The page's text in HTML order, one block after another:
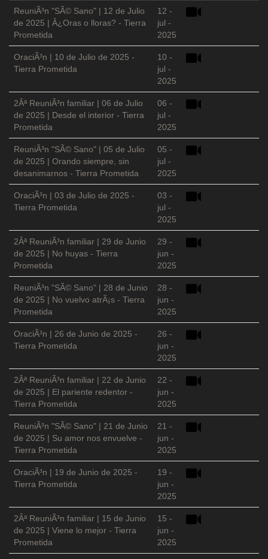
ReuniÃ³n "SÃ© Sano" | 12 de Julio
de 2025 | Â¿Oras o lloras? - Tierra
Prometida
12 -
jul -
2025
OraciÃ³n | 10 de Julio de 2025 -
Tierra Prometida
10 -
jul -
2025
2Âª ReuniÃ³n familiar | 06 de Julio
de 2025 | Desde el interior - Tierra
Prometida
06 -
jul -
2025
ReuniÃ³n "SÃ© Sano" | 05 de Julio
de 2025 | Orando siempre, sin
desanimarnos - Tierra Prometida
05 -
jul -
2025
OraciÃ³n | 03 de Julio de 2025 -
Tierra Prometida
03 -
jul -
2025
2Âª ReuniÃ³n familiar | 29 de Junio
de 2025 | No huyas - Tierra
Prometida
29 -
jun -
2025
ReuniÃ³n "SÃ© Sano" | 28 de Junio
de 2025 | No vuelvo atrÃ¡s - Tierra
Prometida
28 -
jun -
2025
OraciÃ³n | 26 de Junio de 2025 -
Tierra Prometida
26 -
jun -
2025
2Âª ReuniÃ³n familiar | 22 de Junio
de 2025 | El pariente redentor -
Tierra Prometida
22 -
jun -
2025
ReuniÃ³n "SÃ© Sano" | 21 de Junio
de 2025 | Su amor nos envuelve -
Tierra Prometida
21 -
jun -
2025
OraciÃ³n | 19 de Junio de 2025 -
Tierra Prometida
19 -
jun -
2025
2Âª ReuniÃ³n familiar | 15 de Junio
de 2025 | Viene lo mejor - Tierra
Prometida
15 -
jun -
2025